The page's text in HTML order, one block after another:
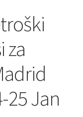
za
25 Jan